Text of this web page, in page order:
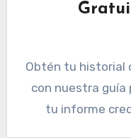
Obtén tu historial crediticio gratuito en España
con nuestra guía
tu informe